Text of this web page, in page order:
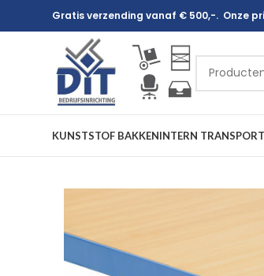
Gratis verzending vanaf € 500,-. Onze
KUNSTSTOF BAKKENINTERN TRANSPORT